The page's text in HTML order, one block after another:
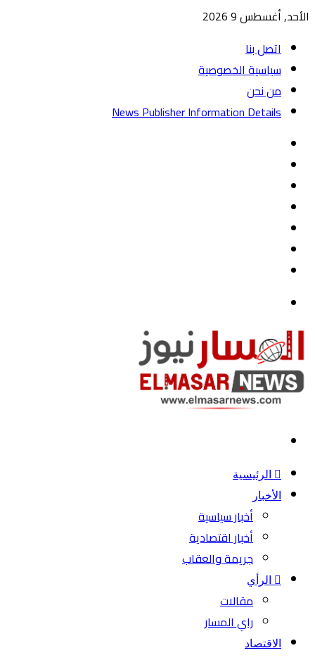
الأحد, أغسطس 9 2026
اتصل بنا
سياسية الخصوصية
من نحن
News Publisher Information Details
الرئيسية
الأخبار
أخبار سياسية
أخبار اقتصادية
جريمة والعقاب
الرأي
مقالات
راي المسار
الاقتصاد